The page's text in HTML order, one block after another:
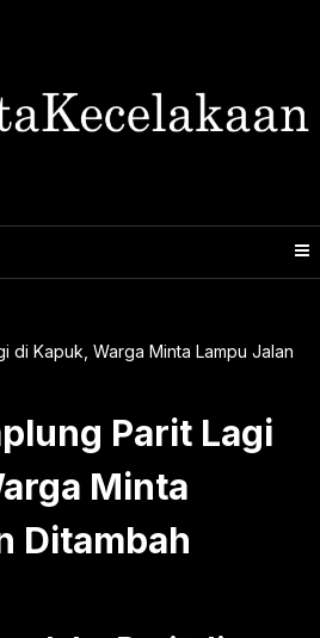
di Kapuk, Warga Minta Lampu Jalan
Parit Lagi
Minta
Ditambah